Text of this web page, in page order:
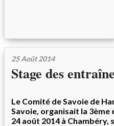
25 Août 2014
Stage des
Le Comité de Savoie de
Savoie, organisait la 3ème
24 août 2014 à